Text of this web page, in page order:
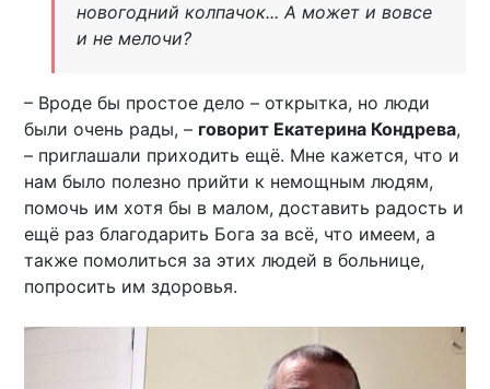
новогодний колпачок... А может и вовсе
и не мелочи?
– Вроде бы простое дело – открытка, но люди
были очень рады, – говорит Екатерина Кондрева,
– приглашали приходить ещё. Мне кажется, что и
нам было полезно прийти к немощным людям,
помочь им хотя бы в малом, доставить радость и
ещё раз благодарить Бога за всё, что имеем, а
также помолиться за этих людей в больнице,
попросить им здоровья.